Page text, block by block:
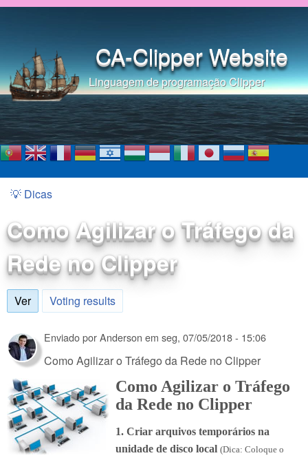
Pular para o conteúdo
CA-Clipper Website
Linguagem de programação Clipper
Você está aqui
💡 Dicas
Como Agilizar o Tráfego da
Rede no Clipper
Ver(aba ativa)
Voting results
Enviado porAnderson em seg, 07/05/2018 - 15:06
Como Agilizar o Tráfego da Rede no Clipper
Como Agilizar o Tráfego
da Rede no Clipper
1. Criar arquivos temporários na
unidade de disco local (Dica: Coloque o